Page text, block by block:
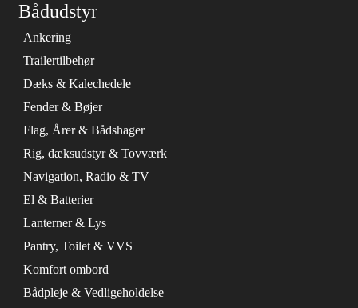
Bådudstyr
Ankering
Trailertilbehør
Dæks & Kalechedele
Fender & Bøjer
Flag, Årer & Bådshager
Rig, dæksudstyr & Tovværk
Navigation, Radio & TV
El & Batterier
Lanterner & Lys
Pantry, Toilet & VVS
Komfort ombord
Bådpleje & Vedligeholdelse